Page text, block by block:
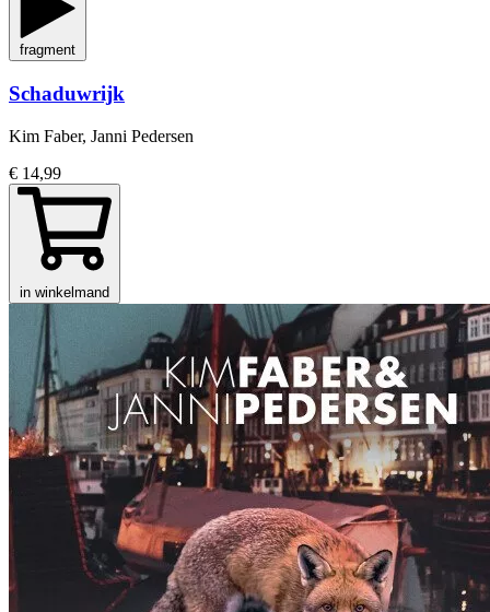
fragment
Schaduwrijk
Kim Faber, Janni Pedersen
€ 14,99
in winkelmand